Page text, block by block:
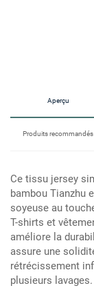
Aperçu
Produits recommandés
Ce tissu jersey
bambou Tianzhu
soyeuse au
T-shirts et
améliore la
assure une
rétrécissement
plusieurs